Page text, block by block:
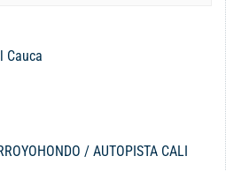
Cauca
/ AUTOPISTA CALI